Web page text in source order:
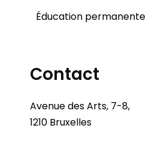
Éducation permanente
Contact
Avenue des Arts, 7-8,
1210 Bruxelles